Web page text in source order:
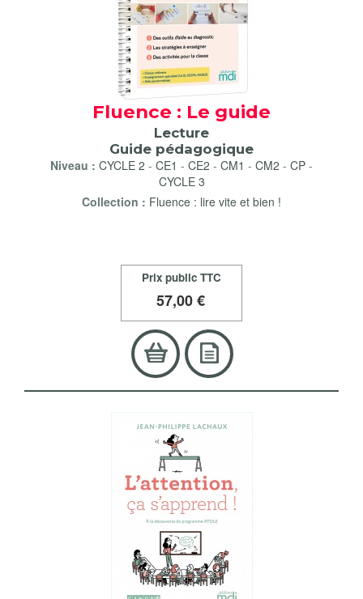
Fluence : Le guide
Lecture
Guide pédagogique
Niveau : CYCLE 2 - CE1 - CE2 - CM1 - CM2 - CP -
CYCLE 3
Collection : Fluence : lire vite et bien !
Prix public TTC
57,00 €